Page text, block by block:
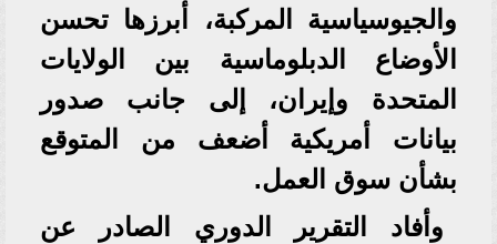
والجيوسياسية المركبة، أبرزها تحسن
الأوضاع الدبلوماسية بين الولايات
المتحدة وإيران، إلى جانب صدور
بيانات أمريكية أضعف من المتوقع
بشأن سوق العمل.
وأفاد التقرير الدوري الصادر عن